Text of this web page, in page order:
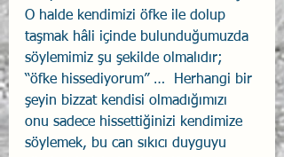
O halde kendimizi öfke ile dolup
taşmak hâli içinde bulunduğumuzda
söylemimiz şu şekilde olmalıdır;
“öfke hissediyorum” …  Herhangi bir
şeyin bizzat kendisi olmadığımızı
onu sadece hissettiğinizi kendimize
söylemek, bu can sıkıcı duyguyu